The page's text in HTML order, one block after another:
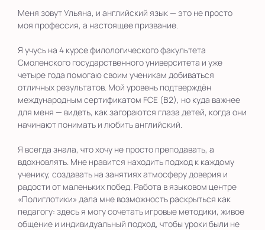
Меня зовут Ульяна, и английский язык — это не просто
моя профессия, а настоящее призвание.
Я учусь на 4 курсе филологического факультета
Смоленского государственного университета и уже
четыре года помогаю своим ученикам добиваться
отличных результатов. Мой уровень подтверждён
международным сертификатом FCE (B2), но куда важнее
для меня — видеть, как загораются глаза детей, когда они
начинают понимать и любить английский.
Я всегда знала, что хочу не просто преподавать, а
вдохновлять. Мне нравится находить подход к каждому
ученику, создавать на занятиях атмосферу доверия и
радости от маленьких побед. Работа в языковом центре
«Полиглотики» дала мне возможность раскрыться как
педагогу: здесь я могу сочетать игровые методики, живое
общение и индивидуальный подход, чтобы уроки были не